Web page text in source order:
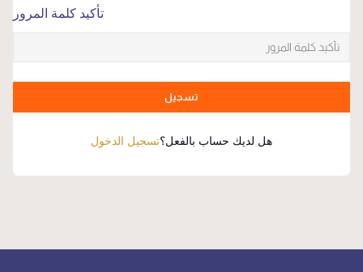
تأكيد كلمة المرور
تسجيل
هل لديك حساب بالفعل؟تسجيل الدخول